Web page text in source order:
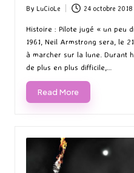
Posted
by
By LuCioLe 24 octobre 2018
Histoire : Pilote jugé « un peu
1961, Neil Armstrong sera, le
à marcher sur la lune. Durant
de plus en plus difficile,…
Read More